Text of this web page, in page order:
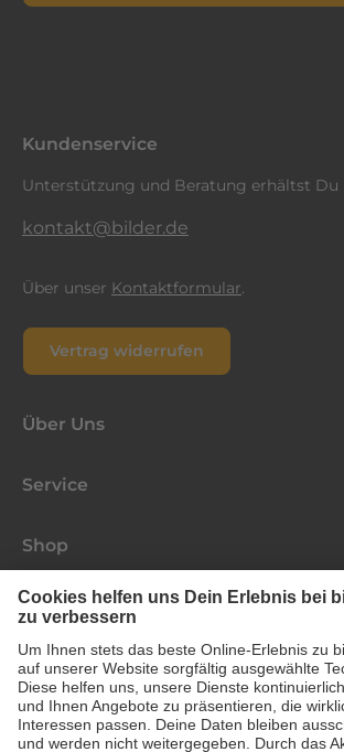
Kundenservice
Unterstützung und Beratung erhältst Du
kontakt@bilder.de
Über unser Kontaktformular.
Vertrag widerrufen
Über Uns
Service
Shop
Folge uns